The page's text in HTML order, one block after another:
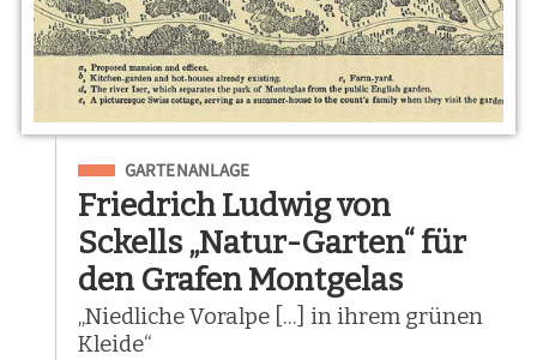
Eingeordnet unter
GARTENANLAGE
Friedrich Ludwig von
Sckells „Natur-Garten“ für
den Grafen Montgelas
„Niedliche Voralpe [...] in ihrem grünen
Kleide“